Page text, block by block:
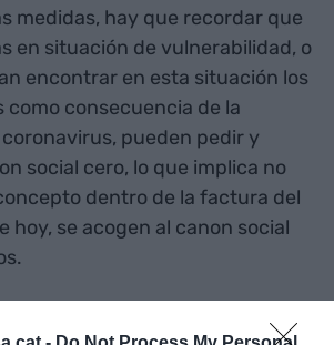
medidas, hay que recordar que
en situación de vulnerabilidad, o
encontrar en esta situación los
como consecuencia de la
pueden pedir y
social cero, lo que implica no
dentro de la factura del
hoy, se acogen al canon social